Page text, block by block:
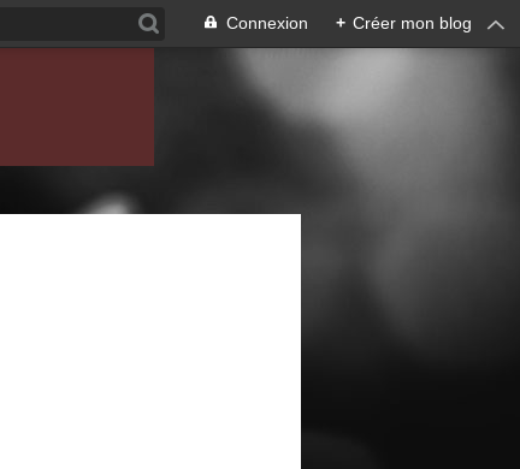
Connexion + Créer mon blog